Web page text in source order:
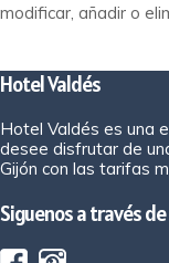
modificar, añadir o
Hotel Valdés
Hotel Valdés es una
desee disfrutar de
Gijón con las tarifas
Siguenos a través de